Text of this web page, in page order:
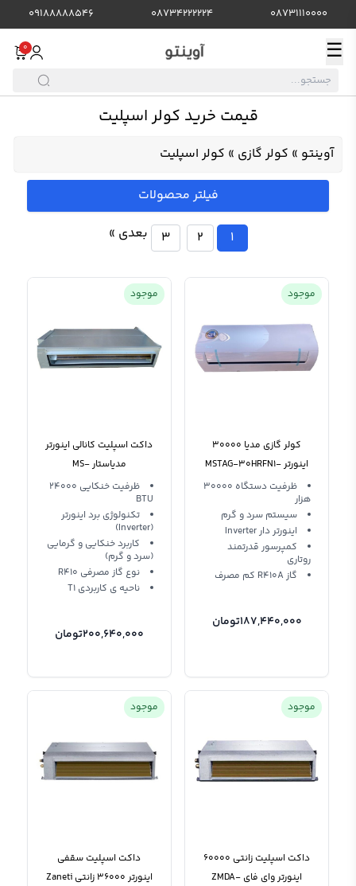
08731110000
08734222224
09188888546
☰
0
قیمت خرید کولر اسپلیت
آوینتو » کولر گازی » کولر اسپلیت
فیلتر محصولات
1
2
3 بعدی »
موجود
کولر گازی مدیا 30000
اینورتر MSTAG-30HRFN1-
INV-IQ T3 ظرفیت دستگاه 30000
هزار
سیستم سرد و گرم
اینورتر دار Inverter
کمپرسور قدرتمند
روتاری
گاز R410A کم مصرف
187,440,000تومان
موجود
داکت اسپلیت کانالی اینورتر
مدیاستار MS-
GD24TITANIUMظرفیت خنکایی 24000
BTU
تکنولوژی برد اینورتر
(Inverter)
کاربرد خنکایی و گرمایی
(سرد و گرم)
نوع گاز مصرفی R410
ناحیه ی کاربردی T1
200,640,000تومان
موجود
داکت اسپلیت زانتی 60000
اینورتر وای فای ZMDA-
موجود
داکت اسپلیت سقفی
اینورتر 36000 زانتی Zaneti